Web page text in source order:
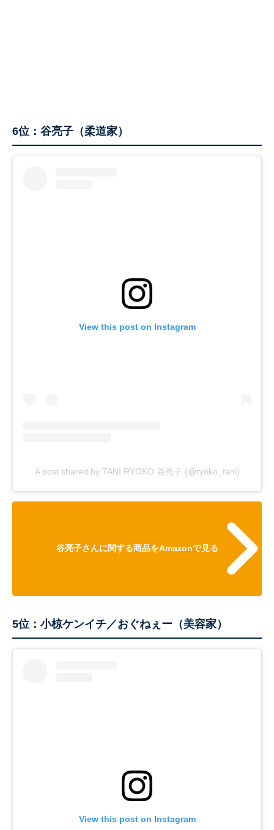
6位：谷亮子（柔道家）
View this post on Instagram
A post shared by TANI RYOKO 谷亮子 (@ryoko_tani)
谷亮子さんに関する商品をAmazonで見る
5位：小椋ケンイチ／おぐねぇー（美容家）
View this post on Instagram